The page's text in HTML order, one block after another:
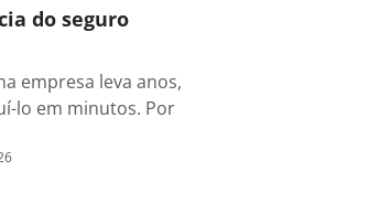
do seguro
empresa leva anos,
lo em minutos. Por